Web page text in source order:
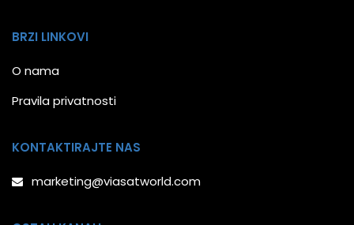
BRZI LINKOVI
O nama
Pravila privatnosti
KONTAKTIRAJTE NAS
marketing@viasatworld.com